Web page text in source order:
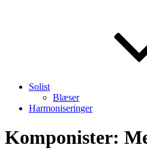
Solist
Blæser
Harmoniseringer
Komponister: